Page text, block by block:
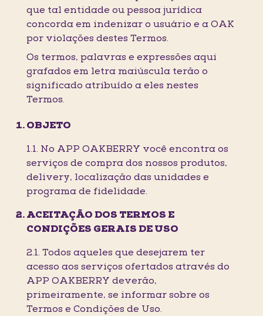
que tal entidade ou pessoa jurídica
concorda em indenizar o usuário e a OAK
por violações destes Termos.
Os termos, palavras e expressões aqui
grafados em letra maiúscula terão o
significado atribuído a eles nestes
Termos.
OBJETO
1.1. No APP OAKBERRY você encontra os
serviços de compra dos nossos produtos,
delivery, localização das unidades e
programa de fidelidade.
ACEITAÇÃO DOS TERMOS E
CONDIÇÕES GERAIS DE USO
2.1. Todos aqueles que desejarem ter
acesso aos serviços ofertados através do
APP OAKBERRY deverão,
primeiramente, se informar sobre os
Termos e Condições de Uso.